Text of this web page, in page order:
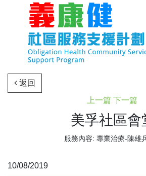
返回
上一篇 下一篇
美孚社區會
服務內容: 專業治療-陳雄
10/08/2019